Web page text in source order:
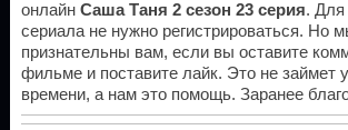
онлайн Саша Таня 2 сезон 23 серия. Для
сериала не нужно регистрироваться. Но
признательны вам, если вы оставите
фильме и поставите лайк. Это не займет
времени, а нам это помощь. Заранее